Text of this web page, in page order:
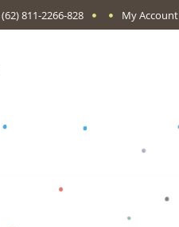
(62) 811-2266-828 My Account